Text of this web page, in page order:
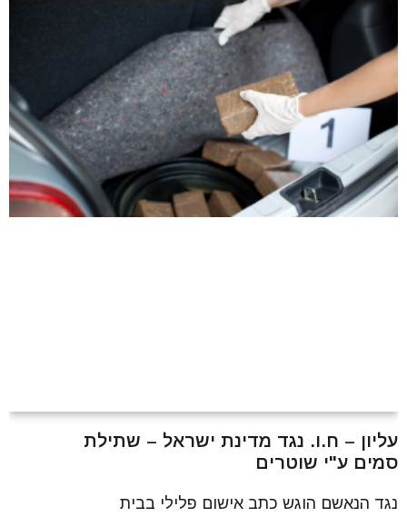
עליון – ח.ו. נגד מדינת ישראל – שתילת
סמים ע"י שוטרים
נגד הנאשם הוגש כתב אישום פלילי בבית